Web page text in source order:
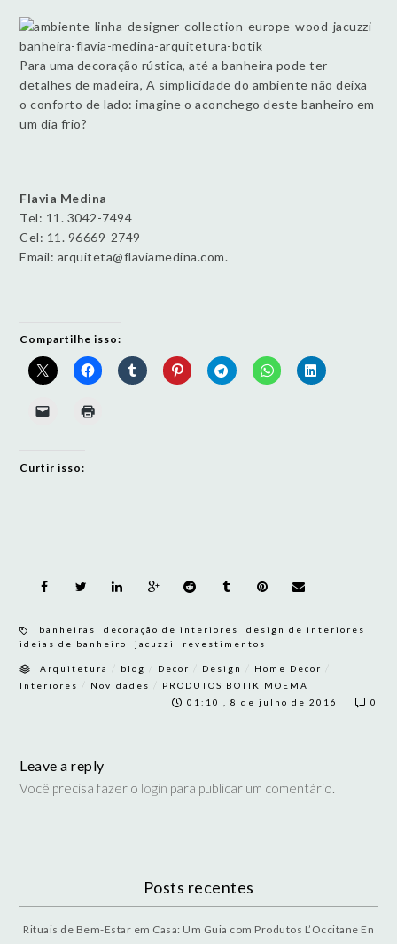
Para uma decoração rústica, até a banheira pode ter
detalhes de madeira, A simplicidade do ambiente não deixa
o conforto de lado: imagine o aconchego deste banheiro em
um dia frio?
Flavia Medina
Tel: 11. 3042-7494
Cel: 11. 96669-2749
Email: arquiteta@flaviamedina.com.
Compartilhe isso:
Curtir isso:
banheiras decoração de interiores
design de interiores
ideias de banheiro
jacuzzi revestimentos
Arquitetura blog Decor Design Home Decor
Interiores Novidades
PRODUTOS BOTIK MOEMA
01:10 , 8 de julho de 2016
0
Leave a reply
Você precisa fazer o login para publicar um comentário.
Posts recentes
Rituais de Bem-Estar em Casa: Um Guia com Produtos L’Occitane En